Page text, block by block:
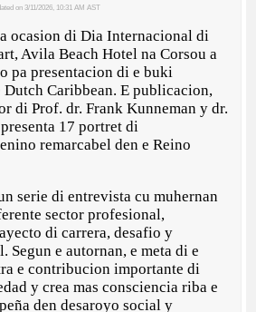
on 3/11/2026, 10:31 AM AST
ocasion di Dia Internacional di
Avila Beach Hotel na Corsou a
pa presentacion di e buki
Dutch Caribbean. E publicacion,
di Prof. dr. Frank Kunneman y dr.
17 portret di
remarcabel den e Reino
serie di entrevista cu muhernan
sector profesional,
di carrera, desafio y
Segun e autornan, e meta di e
e contribucion importante di
y crea mas consciencia riba e
den desaroyo social y